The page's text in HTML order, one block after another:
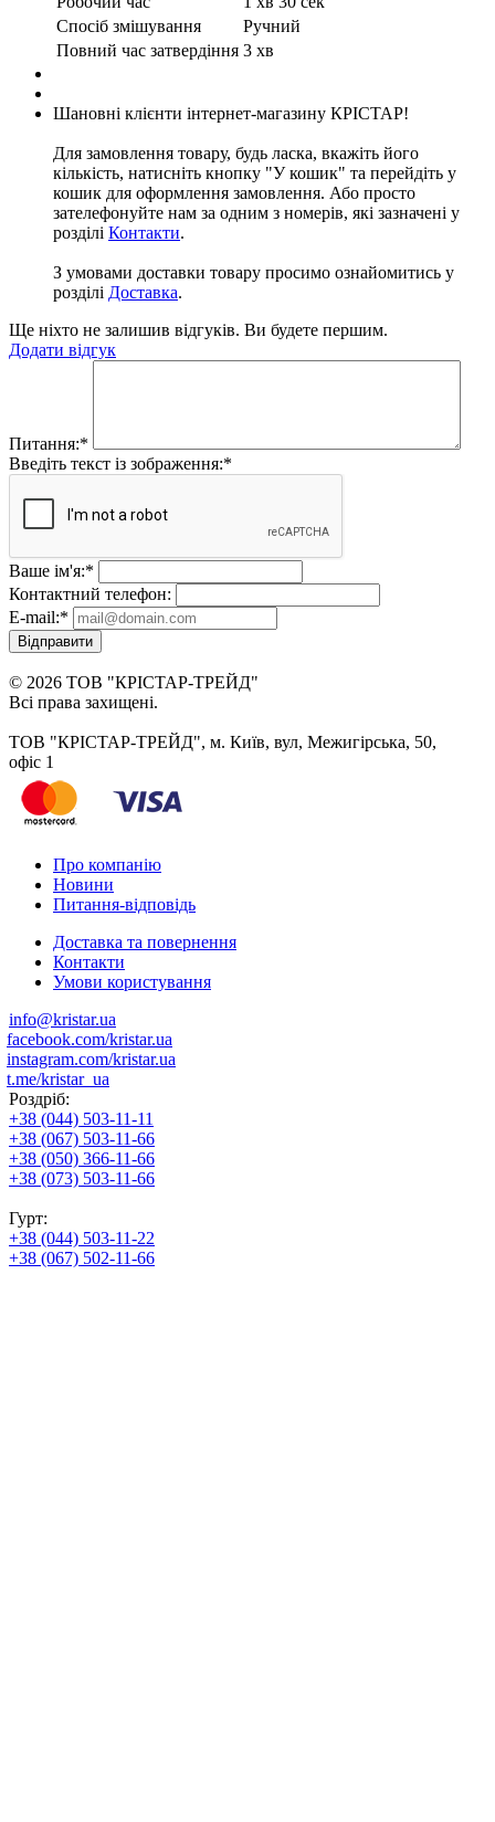
Спосіб змішування
Ручний
Повний час затвердіння 3 хв
Шановні клієнти інтернет-магазину КРІСТАР!
Для замовлення товару, будь ласка, вкажіть його
кількість, натисніть кнопку "У кошик" та перейдіть у
кошик для оформлення замовлення. Або просто
зателефонуйте нам за одним з номерів, які зазначені у
розділі Контакти.
З умовами доставки товару просимо ознайомитись у
розділі Доставка.
Ще ніхто не залишив відгуків. Ви будете першим.
Додати відгук
Питання:*
Введіть текст із зображення:*
Ваше ім'я:*
Контактний телефон:
E-mail:*
Відправити
© 2026 ТОВ "КРІСТАР-ТРЕЙД"
Всі права захищені.
ТОВ "КРІСТАР-ТРЕЙД", м. Київ, вул, Межигірська, 50,
офіс 1
Про компанію
Новини
Питання-відповідь
Доставка та повернення
Контакти
Умови користування
info@kristar.ua
facebook.com/kristar.ua
instagram.com/kristar.ua
t.me/kristar_ua
Роздріб:
+38 (044) 503-11-11
+38 (067) 503-11-66
+38 (050) 366-11-66
+38 (073) 503-11-66
Гурт:
+38 (044) 503-11-22
+38 (067) 502-11-66